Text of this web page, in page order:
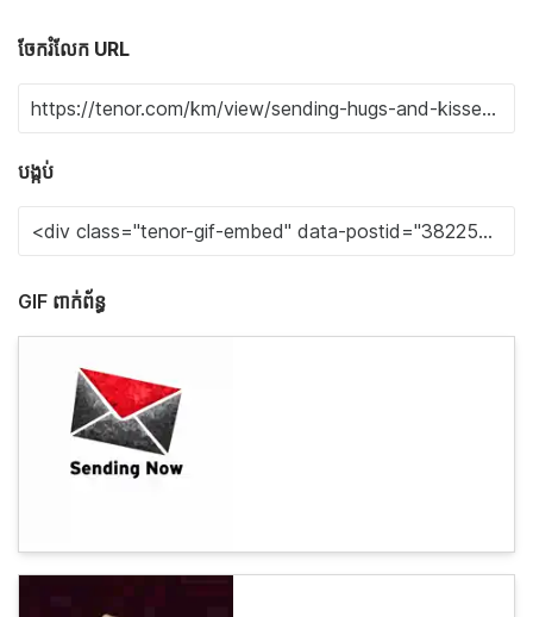
ចែករំលែក URL
បង្កប់
GIF ពាក់ព័ន្ធ